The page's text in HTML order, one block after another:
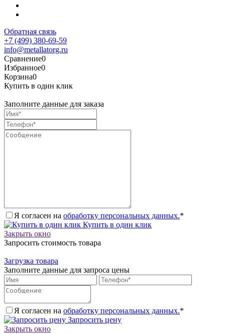
Обратная связь
+7 (499) 380-69-59
info@metallatorg.ru
Сравнение0
Избранное0
Корзина0
Купить в один клик
Заполните данные для заказа
Я согласен на обработку персональных данных.*
Купить в один клик
Закрыть окно
Запросить стоимость товара
Загрузка товара
Заполните данные для запроса цены
Я согласен на обработку персональных данных.*
Запросить цену
Закрыть окно